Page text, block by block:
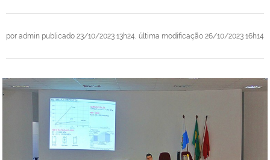
por admin publicado 23/10/2023 13h24, última modificação 26/10/2023 16h14